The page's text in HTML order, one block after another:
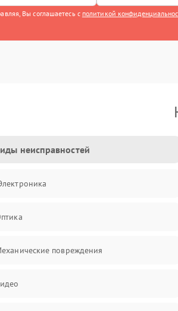
Вы соглашаетесь с политикой
неисправностей
повреждения